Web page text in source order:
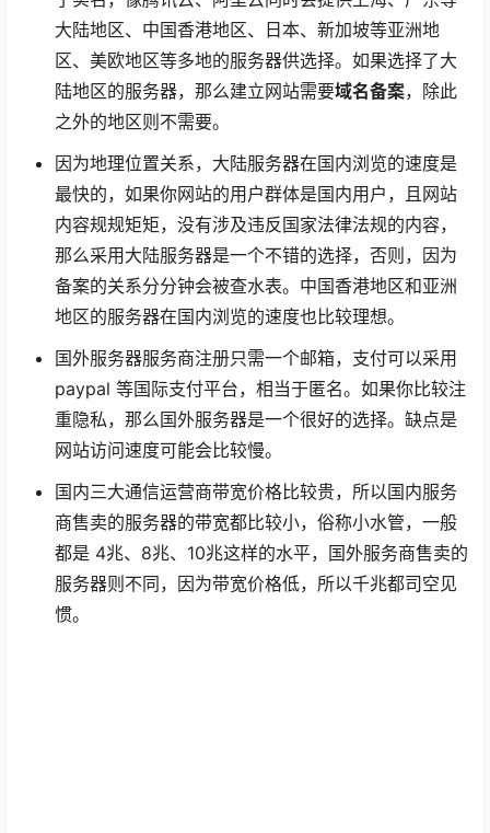
5. 服务器购买国内的还是国外的好？
国内服务器服务商需要上传身份证和手机认证，相当
于实名，像腾讯云、阿里云同时会提供上海、广东等
区、美欧地区等多地的服务器供选择。如果选择了大
陆地区的服务器，那么建立网站需要域名备案 ，除此
之外的地区则不需要。
因为地理位置关系，大陆服务器在国内浏览的速度是
最快的，如果你网站的用户群体是国内用户，且网站
那么采用大陆服务器是一个不错的选择，否则，因为
备案的关系分分钟会被查水表。中国香港地区和亚洲
地区的服务器在国内浏览的速度也比较理想。
paypal 等国际支付平台，相当于匿名。如果你比较注
重隐私，那么国外服务器是一个很好的选择。缺点是
网站访问速度可能会比较慢。
国内三大通信运营商带宽价格比较贵，所以国内服务